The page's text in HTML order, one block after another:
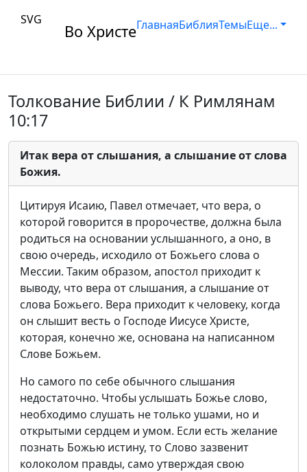
SVG
Во ХристеГлавнаяБиблияТемыЕще...
Толкование Библии / К Римлянам
10:17
Итак вера от слышания, а слышание от слова
Божия.
Цитируя Исаию, Павел отмечает, что вера, о
которой говорится в пророчестве, должна была
родиться на основании услышанного, а оно, в
свою очередь, исходило от Божьего слова о
Мессии. Таким образом, апостол приходит к
выводу, что вера от слышания, а слышание от
слова Божьего. Вера приходит к человеку, когда
он слышит весть о Господе Иисусе Христе,
которая, конечно же, основана на написанном
Слове Божьем.
Но самого по себе обычного слышания
недостаточно. Чтобы услышать Божье слово,
необходимо слушать не только ушами, но и
открытыми сердцем и умом. Если есть желание
познать Божью истину, то Слово зазвенит
колоколом правды, само утверждая свою